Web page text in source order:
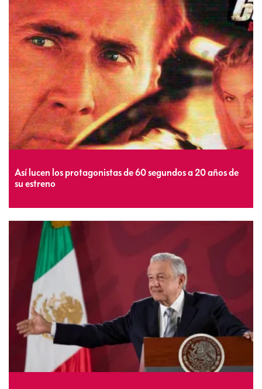
Así lucen los protagonistas de 60 segundos a 20 años de
su estreno